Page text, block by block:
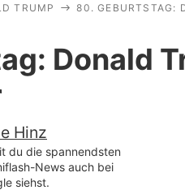
Royals
Stars
Familie & Liebe
TRUMP 80. GEBURTSTAG:
Donald
Hinz
du die spannendsten
News auch bei
siehst.